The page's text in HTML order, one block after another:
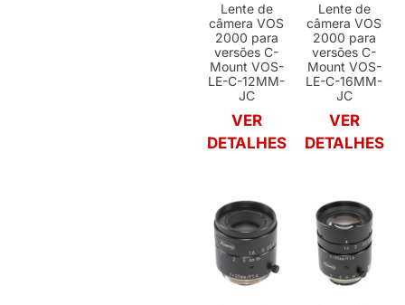
Lente de
câmera VOS
2000 para
versões C-
Mount VOS-
LE-C-12MM-
JC
VER
DETALHES
Lente de
câmera VOS
2000 para
versões C-
Mount VOS-
LE-C-16MM-
JC
VER
DETALHES